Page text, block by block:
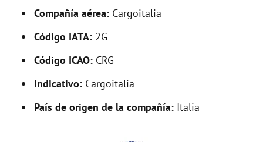
Compañía aérea: Cargoitalia
Código IATA: 2G
Código ICAO: CRG
Indicativo: Cargoitalia
País de origen de la compañía: Italia